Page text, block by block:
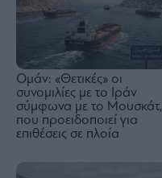
Ομάν: «Θετικές» οι
συνομιλίες με το Ιράν
σύμφωνα με το Μουσκάτ,
που προειδοποιεί για
επιθέσεις σε πλοία